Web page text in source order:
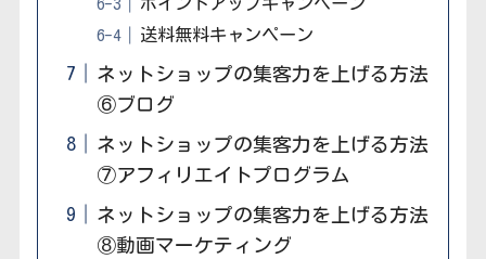
送料無料キャンペーン
ネットショップの集客力を上げる方法
⑥ブログ
ネットショップの集客力を上げる方法
⑦アフィリエイトプログラム
ネットショップの集客力を上げる方法
⑧動画マーケティング